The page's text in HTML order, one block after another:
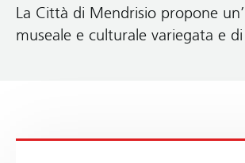
La Città di Mendrisio propone
museale e culturale variegata e di